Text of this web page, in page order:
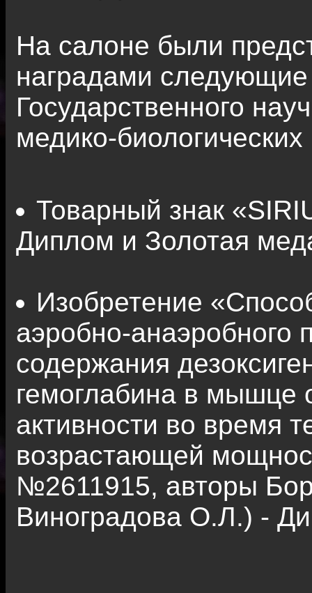
На салоне были
наградами следующие
Государственного
медико-
Товарный знак
Диплом и Золотая
Изобретение
аэробно-анаэробного
содержания
гемоглабина в мышце
активности во время
возрастающей
№2611915, авторы
Виноградова О.Л.) -